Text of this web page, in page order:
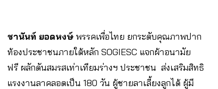
ชานันท์ ยอดหงษ์ พรรคเพื่อไทย ยกระดับคุณภาพปาก
ท้องประชาชนภายใต้หลัก SOGIESC แจกผ้าอนามัย
ฟรี ผลักดันสมรสเท่าเทียมร่างฯ ประชาชน ส่งเสริมสิทธิ
แรงงานลาคลอดเป็น 180 วัน ผู้ชายลาเลี้ยงลูกได้ ผู้มี